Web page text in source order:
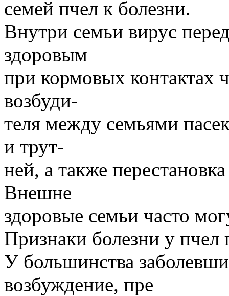
семей пчел к болезни.
Внутри семьи вирус
здоровым
при кормовых контактах
возбуди-
теля между семьями
и трут-
ней, а также
Внешне
здоровые семьи часто
Признаки болезни у
У большинства
возбуждение, пре